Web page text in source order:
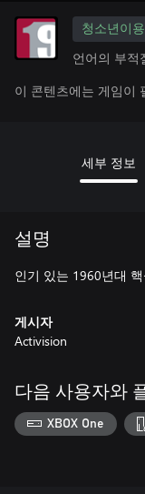
청소년이
언어의 부적
이 콘텐츠에는 게임이
세부 정보
설명
인기 있는 1960년대
게시자
Activision
다음 사용자와
XBOX One